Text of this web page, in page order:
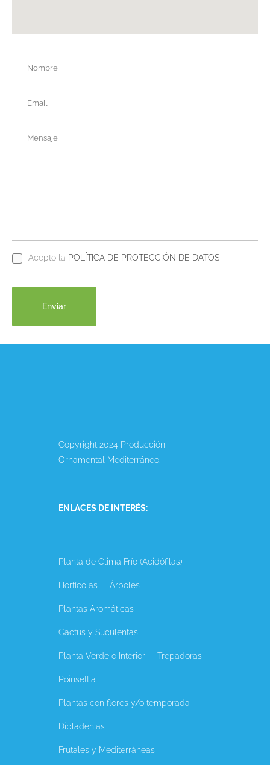
Acepto la POLÍTICA DE PROTECCIÓN DE DATOS
Copyright 2024 Producción
Ornamental Mediterráneo.
ENLACES DE INTERÉS:
Planta de Clima Frío (Acidófilas)
Hortícolas Árboles
Plantas Aromáticas
Cactus y Suculentas
Planta Verde o Interior Trepadoras
Poinsettia
Plantas con flores y/o temporada
Dipladenias
Frutales y Mediterráneas